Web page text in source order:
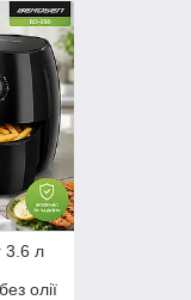
3.6 л
олії